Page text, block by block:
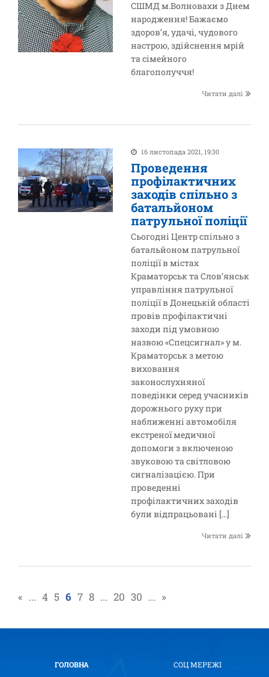
СШМД м.Волновахи з Днем
народження! Бажаємо
здоров’я, удачі, чудового
настрою, здійснення мрій
та сімейного
благополуччя!
Читати далі
16 листопада 2021, 19:30
Проведення
профілактичних
заходів спільно з
батальйоном
патрульної поліції
Сьогодні Центр спільно з
батальйоном патрульної
поліції в містах
Краматорськ та Слов’янськ
управління патрульної
поліції в Донецькій області
провів профілактичні
заходи під умовною
назвою «Спецсигнал» у м.
Краматорськ з метою
виховання
законослухняної
поведінки серед учасників
дорожнього руху при
наближенні автомобіля
екстреної медичної
допомоги з включеною
звуковою та світловою
сигналізацією. При
проведенні
профілактичних заходів
були відпрацьовані […]
Читати далі
« ... 4 5 6 7 8 ... 20 30 ... »
ГОЛОВНА СОЦ МЕРЕЖІ